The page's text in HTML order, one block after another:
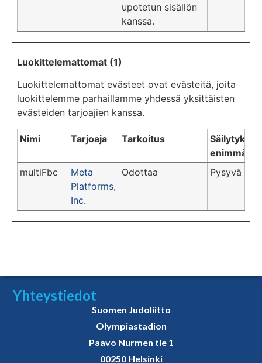
upotetun sisällön
kanssa.
Luokittelemattomat (1)
Luokittelemattomat evästeet ovat evästeitä, joita
luokittelemme parhaillamme yhdessä yksittäisten
evästeiden tarjoajien kanssa.
Nimi Tarjoaja Tarkoitus
Säilytyksen
multiFbc
Meta
Platforms,
Inc.
Odottaa Pysyvä
Yhteystiedot
Suomen Judoliitto
Olympiastadion
Paavo Nurmen tie 1
00250 Helsinki